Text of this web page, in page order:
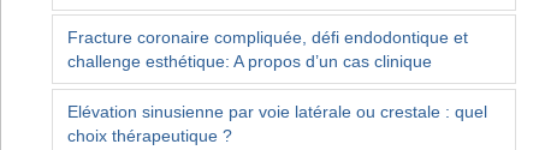
Fracture coronaire compliquée, défi endodontique et
challenge esthétique: A propos d’un cas clinique
Elévation sinusienne par voie latérale ou crestale : quel
choix thérapeutique ?